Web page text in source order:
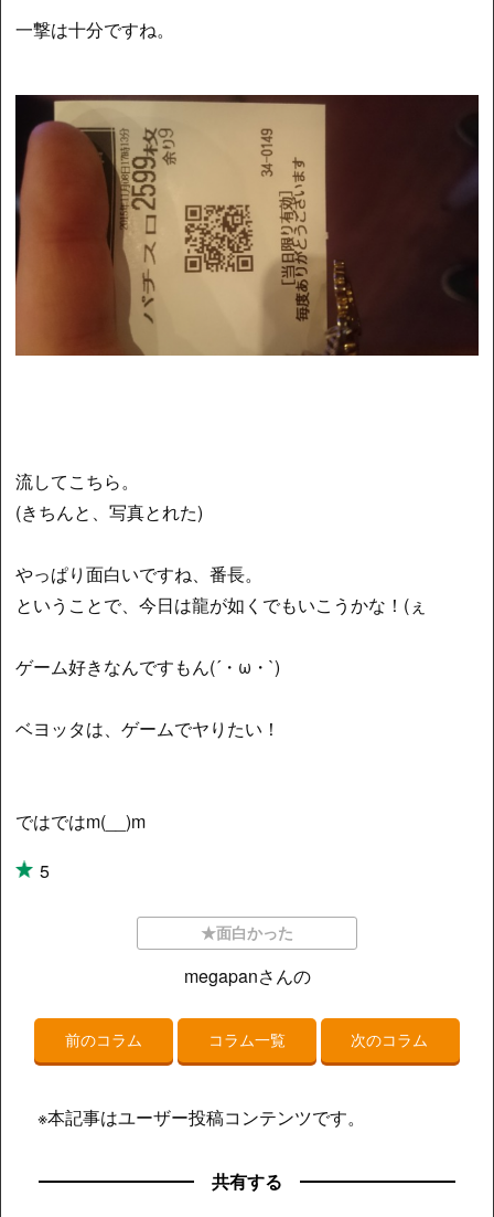
一撃は十分ですね。
流してこちら。
(きちんと、写真とれた)
やっぱり面白いですね、番長。
ということで、今日は龍が如くでもいこうかな！(ぇ
ゲーム好きなんですもん(´・ω・`)
ベヨッタは、ゲームでヤりたい！
ではではm(__)m
5
★面白かった
megapanさんの
前のコラム コラム一覧 次のコラム
※本記事はユーザー投稿コンテンツです。
共有する